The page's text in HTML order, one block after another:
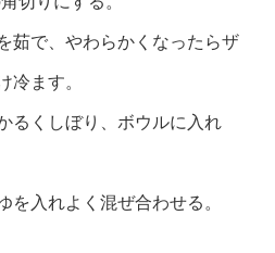
で、やわらかくなったらザ
冷ます。
くしぼり、ボウルに入れ
入れよく混ぜ合わせる。